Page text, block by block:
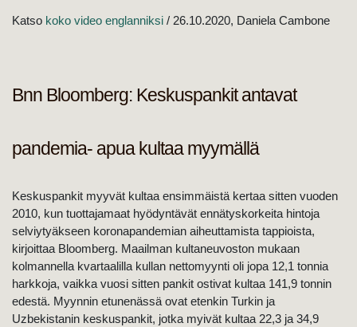
Katso koko video englanniksi / 26.10.2020, Daniela Cambone
Bnn Bloomberg: Keskuspankit antavat
pandemia- apua kultaa myymällä
Keskuspankit myyvät kultaa ensimmäistä kertaa sitten vuoden
2010, kun tuottajamaat hyödyntävät ennätyskorkeita hintoja
selviytyäkseen koronapandemian aiheuttamista tappioista,
kirjoittaa Bloomberg. Maailman kultaneuvoston mukaan
kolmannella kvartaalilla kullan nettomyynti oli jopa 12,1 tonnia
harkkoja, vaikka vuosi sitten pankit ostivat kultaa 141,9 tonnin
edestä. Myynnin etunenässä ovat etenkin Turkin ja
Uzbekistanin keskuspankit, jotka myivät kultaa 22,3 ja 34,9